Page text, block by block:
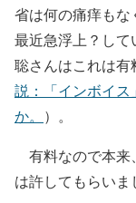
省は何の痛痒もな
最近急浮上？し
聡さんはこれは有
説：「インボイス
か。 ）。
有料なので本来
は許してもらいま